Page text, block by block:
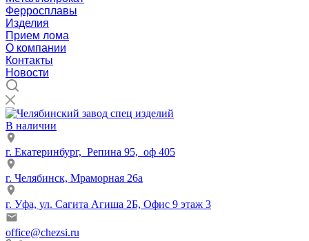
Ферросплавы
Изделия
Прием лома
О компании
Контакты
Новости
В наличии
г. Екатеринбург, Репина 95, оф 405
г. Челябинск, Мраморная 26а
г. Уфа, ул. Сагита Агиша 2Б, Офис 9 этаж 3
office@chezsi.ru